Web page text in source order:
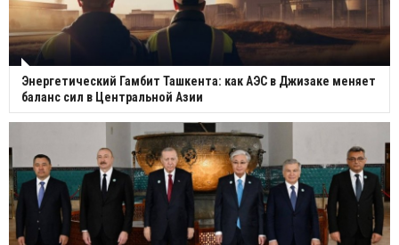
Энергетический Гамбит Ташкента: как АЭС в Джизаке меняет
баланс сил в Центральной Азии